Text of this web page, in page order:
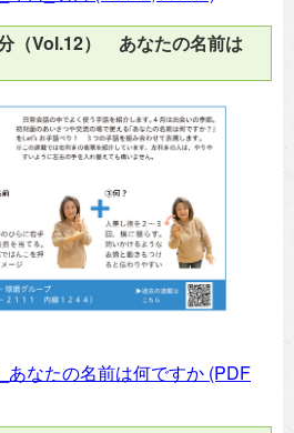
（Vol.12） あなたの名前は
あなたの名前は何ですか (PDF